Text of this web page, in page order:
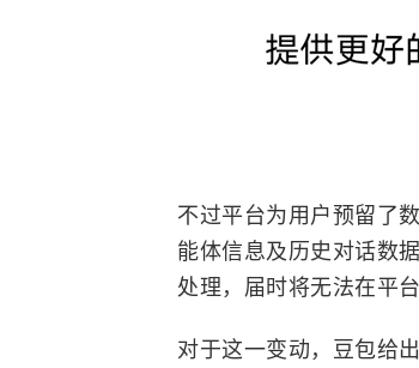
不过平台为用户预留了
能体信息及历史对话数
处理，届时将无法在平
对于这一变动，豆包给